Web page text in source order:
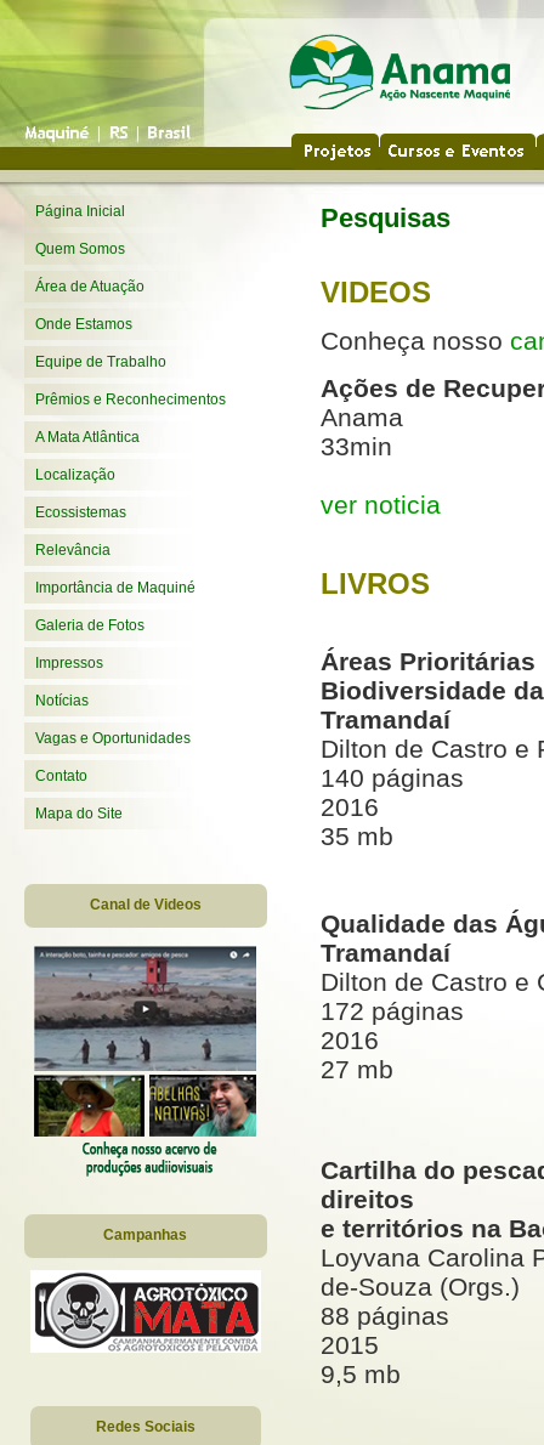
Página Inicial
Quem Somos
Área de Atuação
Onde Estamos
Equipe de Trabalho
Prêmios e Reconhecimentos
A Mata Atlântica
Localização
Ecossistemas
Relevância
Importância de Maquiné
Galeria de Fotos
Impressos
Notícias
Vagas e Oportunidades
Contato
Mapa do Site
Canal de Videos
Campanhas
Redes Sociais
Pesquisas
VIDEOS
Conheça nosso
Ações de
Anama
33min
ver noticia
LIVROS
Áreas Prioritárias
Biodiversidade
Tramandaí
Dilton de Castro e
140 páginas
2016
35 mb
Qualidade das
Tramandaí
Dilton de Castro e
172 páginas
2016
27 mb
Cartilha do
direitos
e territórios na
Loyvana Carolina
de-Souza (Orgs.)
88 páginas
2015
9,5 mb